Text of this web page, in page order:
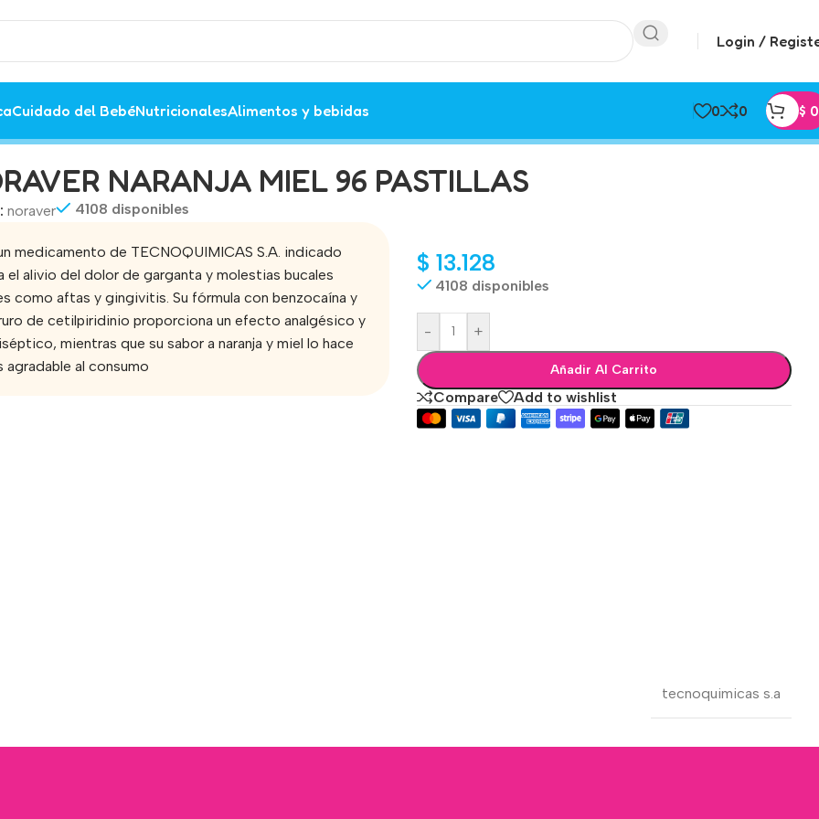
Login /
Cuidado del BebéNutricionalesAlimentos y bebidas 0 0 $ 0
NARANJA MIEL 96 PASTILLAS
noraver 4108 disponibles
medicamento de TECNOQUIMICAS S.A. indicado
el alivio del dolor de garganta y molestias bucales
como aftas y gingivitis. Su fórmula con benzocaína y
de cetilpiridinio proporciona un efecto analgésico y
mientras que su sabor a naranja y miel lo hace
agradable al consumo
$ 13.128
4108 disponibles
- +
Añadir Al Carrito
Compare Add to wishlist
tecnoquimicas s.a